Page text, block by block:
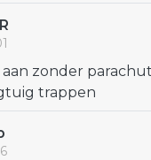
zonder
trappen